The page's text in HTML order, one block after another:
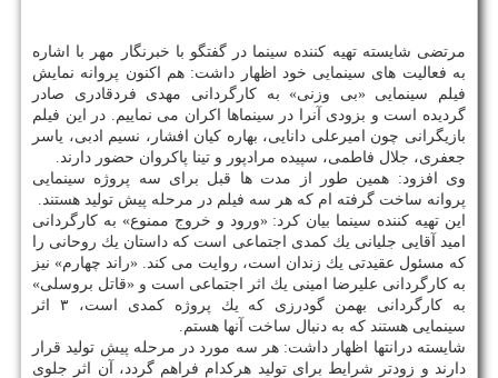
مرتضی شایسته تهیه كننده سینما در گفتگو با خبرنگار مهر با اشاره
به فعالیت های سینمایی خود اظهار داشت: هم اكنون پروانه نمایش
فیلم سینمایی «بی وزنی» به كارگردانی مهدی فردقادری صادر
گردیده است و بزودی آنرا در سینماها اكران می نماییم. در این فیلم
بازیگرانی چون امیرعلی دانایی، بهاره كیان افشار، نسیم ادبی، یاسر
جعفری، جلال فاطمی، سپیده مرادپور و تینا پاكروان حضور دارند.
وی افزود: همین طور از مدت ها قبل برای سه پروژه سینمایی
پروانه ساخت گرفته ام كه هر سه فیلم در مرحله پیش تولید هستند.
این تهیه كننده سینما بیان كرد: «ورود و خروج ممنوع» به كارگردانی
امید آقایی جلیانی یك كمدی اجتماعی است كه داستان یك روحانی را
كه مسئول عقیدتی یك زندان است، روایت می كند. «راند چهارم» نیز
به كارگردانی علیرضا امینی یك اثر اجتماعی است و «قاتل بروسلی»
به كارگردانی بهمن گودرزی كه یك پروژه كمدی است، ۳ اثر
سینمایی هستند كه به دنبال ساخت آنها هستم.
شایسته درانتها اظهار داشت: هر سه مورد در مرحله پیش تولید قرار
دارند و زودتر شرایط برای تولید هركدام فراهم گردد، آن اثر جلوی